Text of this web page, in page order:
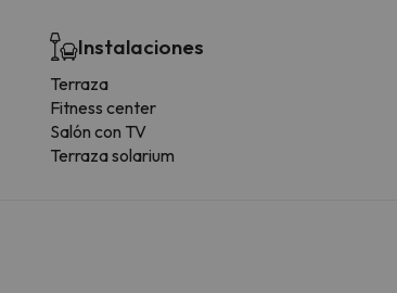
Instalaciones
Terraza
Fitness center
Salón con TV
Terraza solarium